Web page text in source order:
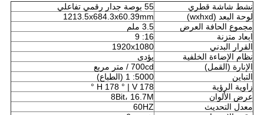
نشط شاشة قطري
55 بوصة جدار رقمي تفاعلي
لوحة البعد (wxhxd)
1213.5x684.3x60.39mm
مجموع الحافة العرض
3.5 ملم
ابعاد متزنة
16: 9
القرار البدني
1920x1080
نظام الإضاءة الخلفية
يؤدى
الإنارة (القمل)
700cd / متر مربع
التباين
5000: 1 (الطباع)
زاوية الرؤية
H 178 ° | V 178 °
عرض الألوان
8Bit، 16.7M
معدل التحديث
60HZ